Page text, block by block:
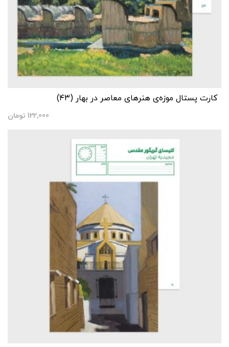
کارت پستال موزه‌‌ی هنرهای معاصر در بهار (۴۳)
122,000 تومان